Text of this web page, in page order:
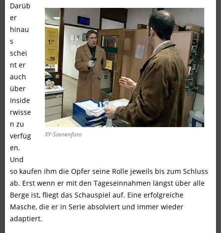
XY-Szenenfoto
Darüb
er
hinau
s
schei
nt er
auch
über
Inside
rwisse
n zu
verfüg
en.
Und
so kaufen ihm die Opfer seine Rolle jeweils bis zum Schluss
ab. Erst wenn er mit den Tageseinnahmen längst über alle
Berge ist, fliegt das Schauspiel auf. Eine erfolgreiche
Masche, die er in Serie absolviert und immer wieder
adaptiert.